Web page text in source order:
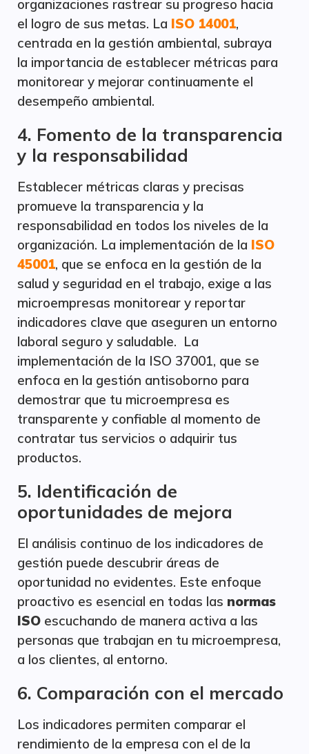
organizaciones rastrear su progreso hacia
el logro de sus metas. La ISO 14001,
centrada en la gestión ambiental, subraya
la importancia de establecer métricas para
monitorear y mejorar continuamente el
desempeño ambiental.
4. Fomento de la transparencia
y la responsabilidad
Establecer métricas claras y precisas
promueve la transparencia y la
responsabilidad en todos los niveles de la
organización. La implementación de la ISO
45001, que se enfoca en la gestión de la
salud y seguridad en el trabajo, exige a las
microempresas monitorear y reportar
indicadores clave que aseguren un entorno
laboral seguro y saludable. La
implementación de la ISO 37001, que se
enfoca en la gestión antisoborno para
demostrar que tu microempresa es
transparente y confiable al momento de
contratar tus servicios o adquirir tus
productos.
5. Identificación de
oportunidades de mejora
El análisis continuo de los indicadores de
gestión puede descubrir áreas de
oportunidad no evidentes. Este enfoque
proactivo es esencial en todas las normas
ISO escuchando de manera activa a las
personas que trabajan en tu microempresa,
a los clientes, al entorno.
6. Comparación con el mercado
Los indicadores permiten comparar el
rendimiento de la empresa con el de la